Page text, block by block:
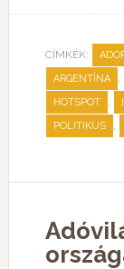
CÍMKÉK:
ARGENTÍNA ,
HOTSPOT ,
POLITIKUS ,